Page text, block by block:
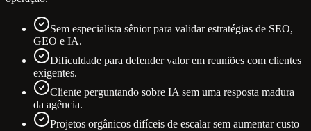
Sem especialista sênior para validar estratégias de SEO,
GEO e IA.
Dificuldade para defender valor em reuniões com clientes
exigentes.
Cliente perguntando sobre IA sem uma resposta madura
da agência.
Projetos orgânicos difíceis de escalar sem aumentar custo